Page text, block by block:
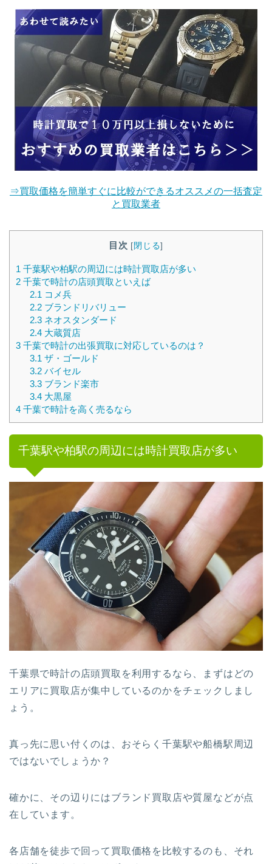
⇒買取価格を簡単すぐに比較ができるオススメの一括査定
と買取業者
目次 [閉じる]
1 千葉駅や柏駅の周辺には時計買取店が多い
2 千葉で時計の店頭買取といえば
2.1 コメ兵
2.2ブランドリバリュー
2.3ネオスタンダード
2.4大蔵質店
3 千葉で時計の出張買取に対応しているのは？
3.1 ザ・ゴールド
3.2バイセル
3.3ブランド楽市
3.4大黒屋
4 千葉で時計を高く売るなら
千葉駅や柏駅の周辺には時計買取店が多い
千葉県で時計の店頭買取を利用するなら、まずはどの
エリアに買取店が集中しているのかをチェックしまし
ょう。
真っ先に思い付くのは、おそらく千葉駅や船橋駅周辺
ではないでしょうか？
確かに、その辺りにはブランド買取店や質屋などが点
在しています。
各店舗を徒歩で回って買取価格を比較するのも、それ